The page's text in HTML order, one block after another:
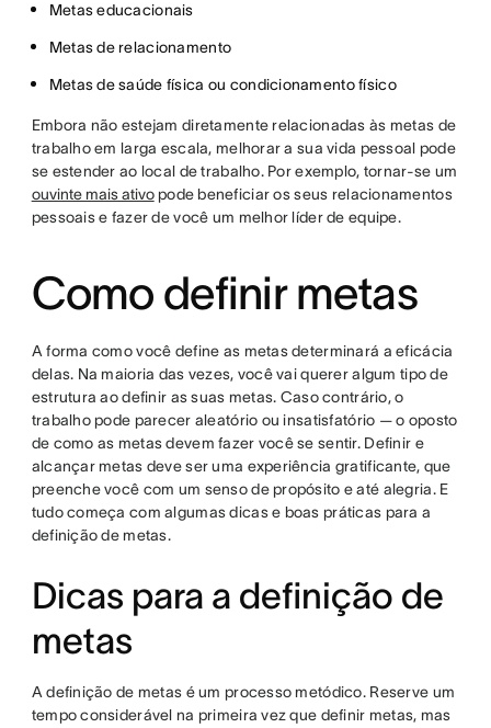
Metas educacionais
Metas de relacionamento
Metas de saúde física ou condicionamento físico
Embora não estejam diretamente relacionadas às metas de
trabalho em larga escala, melhorar a sua vida pessoal pode
se estender ao local de trabalho. Por exemplo, tornar-se um
ouvinte mais ativopode beneficiar os seus relacionamentos
pessoais e fazer de você um melhor líder de equipe.
Como definir metas
A forma como você define as metas determinará a eficácia
delas. Na maioria das vezes, você vai querer algum tipo de
estrutura ao definir as suas metas. Caso contrário, o
trabalho pode parecer aleatório ou insatisfatório — o oposto
de como as metas devem fazer você se sentir. Definir e
alcançar metas deve ser uma experiência gratificante, que
preenche você com um senso de propósito e até alegria. E
tudo começa com algumas dicas e boas práticas para a
definição de metas.
Dicas para a definição de
metas
A definição de metas é um processo metódico. Reserve um
tempo considerável na primeira vez que definir metas, mas